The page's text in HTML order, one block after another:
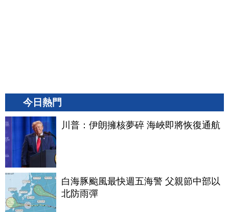
今日熱門
川普：伊朗擁核夢碎 海峽即將恢復通航
白海豚颱風最快週五海警 父親節中部以
北防雨彈